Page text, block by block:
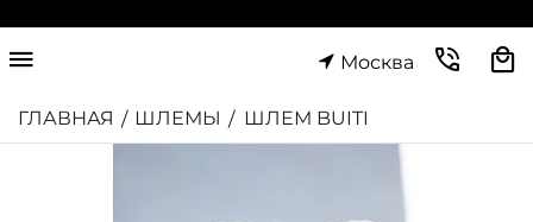
Москва
ГЛАВНАЯ / ШЛЕМЫ / ШЛЕМ BUITI